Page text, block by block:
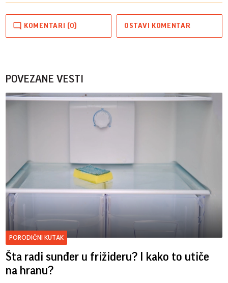
KOMENTARI (0) OSTAVI KOMENTAR
POVEZANE VESTI
PORODIČNI KUTAK
Šta radi sunđer u frižideru? I kako to utiče
na hranu?